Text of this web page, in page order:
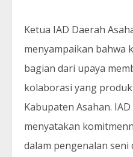
Ketua IAD Daerah
menyampaikan bahwa
bagian dari upaya
kolaborasi yang
Kabupaten Asahan.
menyatakan
dalam pengenalan seni